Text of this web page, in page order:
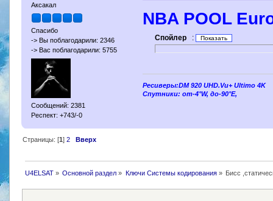
Аксакал
Спасибо
-> Вы поблагодарили: 2346
-> Вас поблагодарили: 5755
Сообщений: 2381
Респект: +743/-0
NBA POOL
Спойлер :
Ресиверы:DM 920 UHD.Vu+ Ultimo 4K
Спутники: от-4°W, до-90°E,
Страницы: [1] 2 Вверх
U4ELSAT» Основной раздел » Ключи Системы кодирования» Бисс